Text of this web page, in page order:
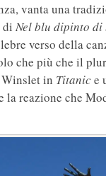
vanta una
di Nel blu dipinto di
verso della
che più che il
in Titanice
reazione che